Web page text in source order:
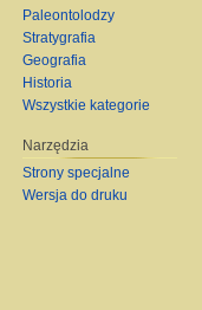
Paleontolodzy
Stratygrafia
Geografia
Historia
Wszystkie kategorie
Narzędzia
Strony specjalne
Wersja do druku